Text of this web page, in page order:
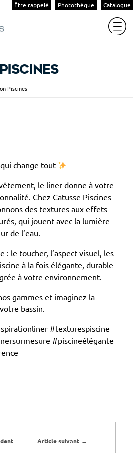
Être rappelé Photothèque Catalogue
Piscines
change tout
le liner donne à votre
Chez Catusse Piscines
des textures aux effets
qui jouent avec la lumière
de l’eau.
: le toucher, l’aspect visuel, les
à la fois élégante, durable
à votre environnement.
gammes et imaginez la
bassin.
#texturespiscine
#piscineélégante
Article suivant